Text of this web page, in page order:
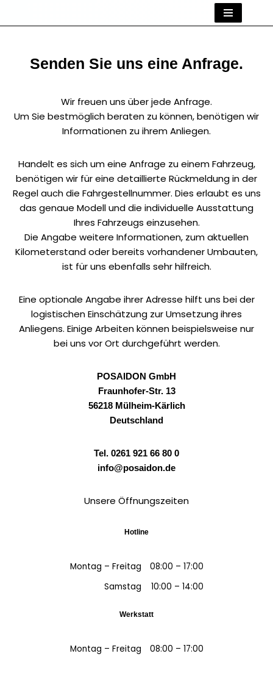
springen
Senden Sie uns eine Anfrage.
Wir freuen uns über jede Anfrage.
Um Sie bestmöglich beraten zu können, benötigen wir
Informationen zu ihrem Anliegen.
Handelt es sich um eine Anfrage zu einem Fahrzeug,
benötigen wir für eine detaillierte Rückmeldung in der
Regel auch die Fahrgestellnummer. Dies erlaubt es uns
das genaue Modell und die individuelle Ausstattung
Ihres Fahrzeugs einzusehen.
Die Angabe weitere Informationen, zum aktuellen
Kilometerstand oder bereits vorhandener Umbauten,
ist für uns ebenfalls sehr hilfreich.
Eine optionale Angabe ihrer Adresse hilft uns bei der
logistischen Einschätzung zur Umsetzung ihres
Anliegens. Einige Arbeiten können beispielsweise nur
bei uns vor Ort durchgeführt werden.
POSAIDON GmbH
Fraunhofer-Str. 13
56218 Mülheim-Kärlich
Deutschland
Tel. 0261 921 66 80 0
info@posaidon.de
Unsere Öffnungszeiten
Hotline
Montag – Freitag
08:00 – 17:00
Samstag
10:00 – 14:00
Werkstatt
Montag – Freitag 08:00 – 17:00